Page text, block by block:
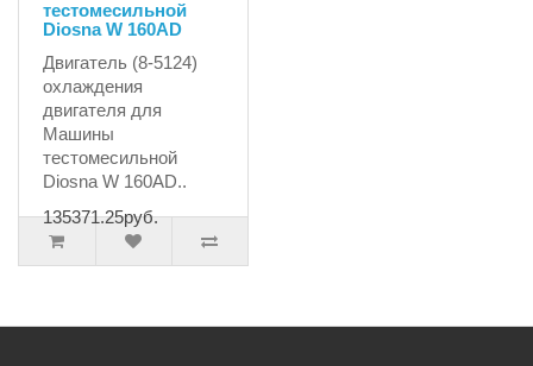
тестомесильной
Diosna W 160AD
Двигатель (8-5124)
охлаждения
двигателя для
Машины
тестомесильной
Diosna W 160AD..
135371.25руб.